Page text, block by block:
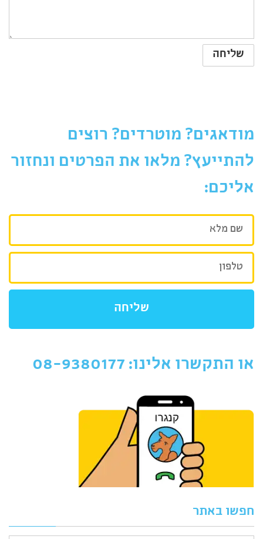
מודאגים? מוטרדים? רוצים
להתייעץ? מלאו את הפרטים ונחזור
אליכם:
שם
מלא
טלפון
שליחה
או התקשרו אלינו: 08-9380177
חפשו באתר